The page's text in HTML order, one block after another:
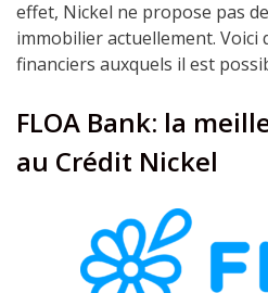
effet, Nickel ne propose pas
immobilier actuellement. Voici
financiers auxquels il est
FLOA Bank: la
au Crédit Nickel